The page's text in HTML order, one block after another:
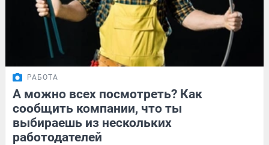
РАБОТА
А можно всех посмотреть? Как
сообщить компании, что ты
выбираешь из нескольких
работодателей